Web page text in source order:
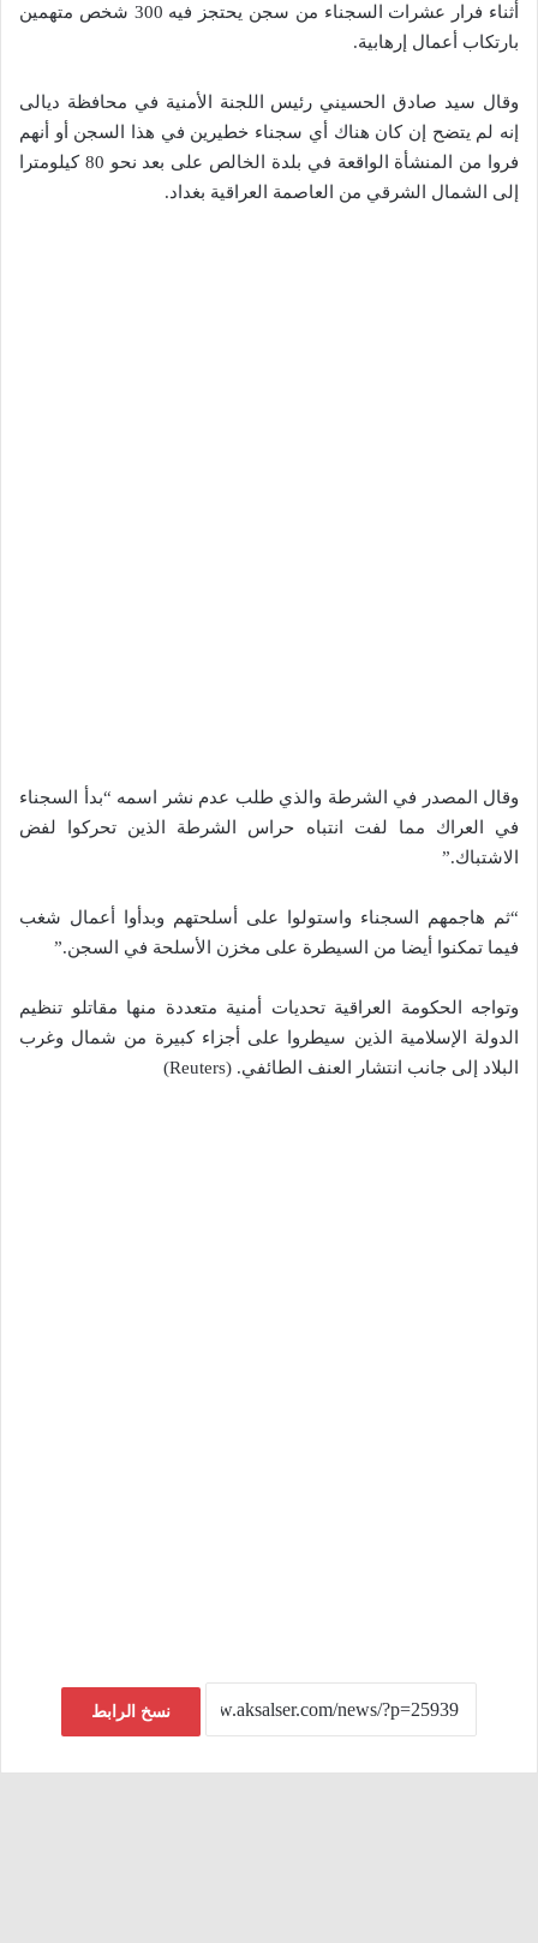
أثناء فرار عشرات السجناء من سجن يحتجز فيه 300 شخص متهمين
بارتكاب أعمال إرهابية.
وقال سيد صادق الحسيني رئيس اللجنة الأمنية في محافظة ديالى
إنه لم يتضح إن كان هناك أي سجناء خطيرين في هذا السجن أو أنهم
فروا من المنشأة الواقعة في بلدة الخالص على بعد نحو 80 كيلومترا
إلى الشمال الشرقي من العاصمة العراقية بغداد.
وقال المصدر في الشرطة والذي طلب عدم نشر اسمه “بدأ السجناء
في العراك مما لفت انتباه حراس الشرطة الذين تحركوا لفض
الاشتباك.”
“ثم هاجمهم السجناء واستولوا على أسلحتهم وبدأوا أعمال شغب
فيما تمكنوا أيضا من السيطرة على مخزن الأسلحة في السجن.”
وتواجه الحكومة العراقية تحديات أمنية متعددة منها مقاتلو تنظيم
الدولة الإسلامية الذين سيطروا على أجزاء كبيرة من شمال وغرب
البلاد إلى جانب انتشار العنف الطائفي. (Reuters)
نسخ الرابط